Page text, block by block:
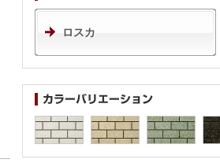
ロスカ